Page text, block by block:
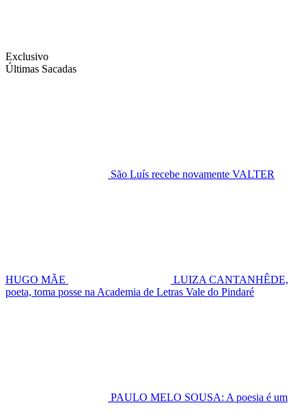
Exclusivo
Últimas Sacadas
São Luís recebe novamente VALTER
HUGO MÃE
LUIZA CANTANHÊDE,
poeta, toma posse na Academia de Letras Vale do Pindaré
PAULO MELO SOUSA: A poesia é um